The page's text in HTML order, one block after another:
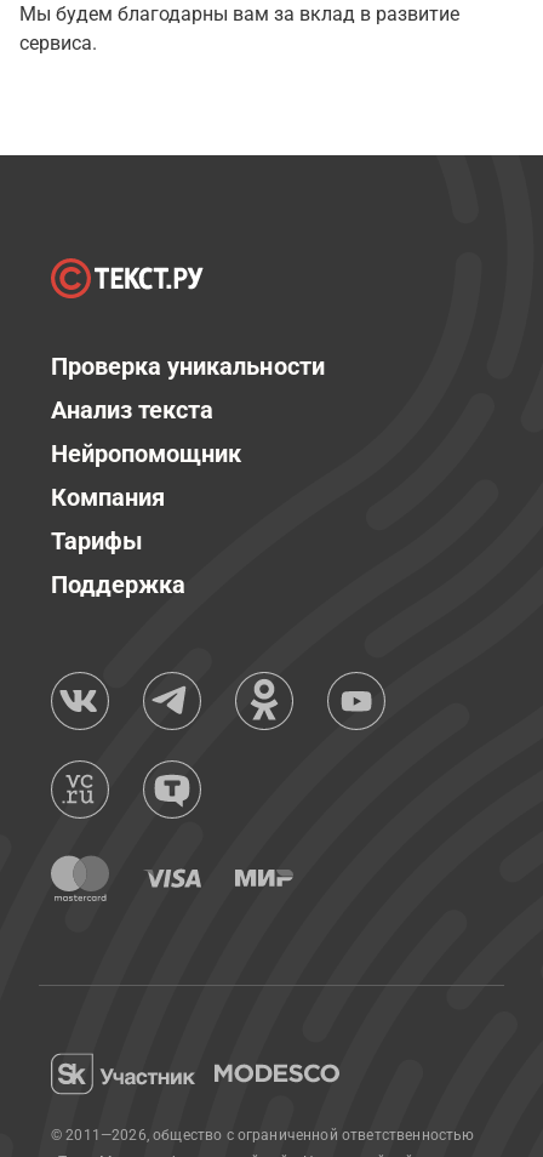
Мы будем благодарны вам за вклад в развитие
сервиса.
Проверка уникальности
Анализ текста
Нейропомощник
Компания
Тарифы
Поддержка
© 2011—2026, общество с ограниченной ответственностью